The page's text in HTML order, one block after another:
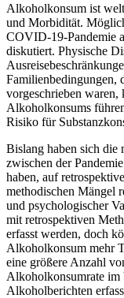
Alkoholkonsum ist
und Morbidität.
COVID-19-Pandemie
diskutiert. Physische
Familienbedingungen,
vorgeschrieben waren,
Alkoholkonsums
Risiko für
Bislang haben sich die
zwischen der
haben, auf
methodischen Mängel
und psychologischer
mit retrospektiven
erfasst werden, doch
Alkoholkonsum mehr
eine größere Anzahl
Alkoholkonsumrate im
Alkoholberichten